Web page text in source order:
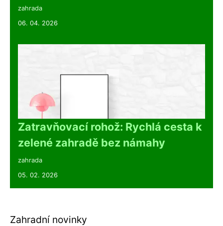
zahrada
06. 04. 2026
Zatravňovací rohož: Rychlá cesta k
zelené zahradě bez námahy
zahrada
05. 02. 2026
Zahradní novinky